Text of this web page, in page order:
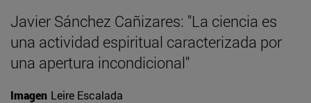
Javier Sánchez Cañizares: "La ciencia es
una actividad espiritual caracterizada por
una apertura incondicional"
Imagen Leire Escalada